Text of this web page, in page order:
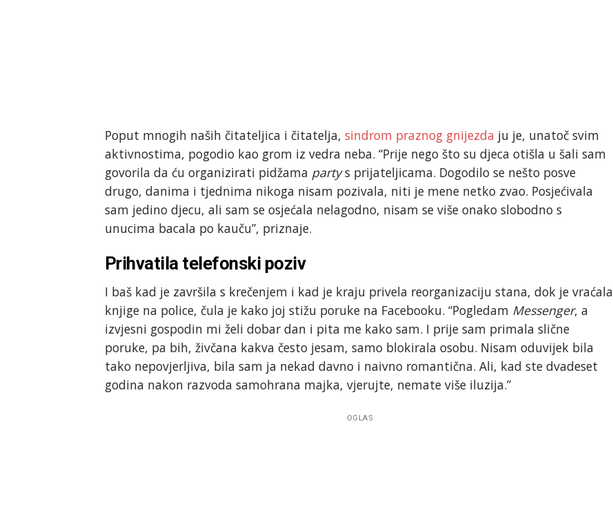
Poput mnogih naših čitateljica i čitatelja, sindrom praznog gnijezda ju je, unatoč svim
aktivnostima, pogodio kao grom iz vedra neba. “Prije nego što su djeca otišla u šali sam
govorila da ću organizirati pidžama partys prijateljicama. Dogodilo se nešto posve
drugo, danima i tjednima nikoga nisam pozivala, niti je mene netko zvao. Posjećivala
sam jedino djecu, ali sam se osjećala nelagodno, nisam se više onako slobodno s
unucima bacala po kauču”, priznaje.
Prihvatila telefonski poziv
I baš kad je završila s krečenjem i kad je kraju privela reorganizaciju stana, dok je vraćala
knjige na police, čula je kako joj stižu poruke na Facebooku. “Pogledam Messenger, a
izvjesni gospodin mi želi dobar dan i pita me kako sam. I prije sam primala slične
poruke, pa bih, živčana kakva često jesam, samo blokirala osobu. Nisam oduvijek bila
tako nepovjerljiva, bila sam ja nekad davno i naivno romantična. Ali, kad ste dvadeset
godina nakon razvoda samohrana majka, vjerujte, nemate više iluzija.”
OGLAS